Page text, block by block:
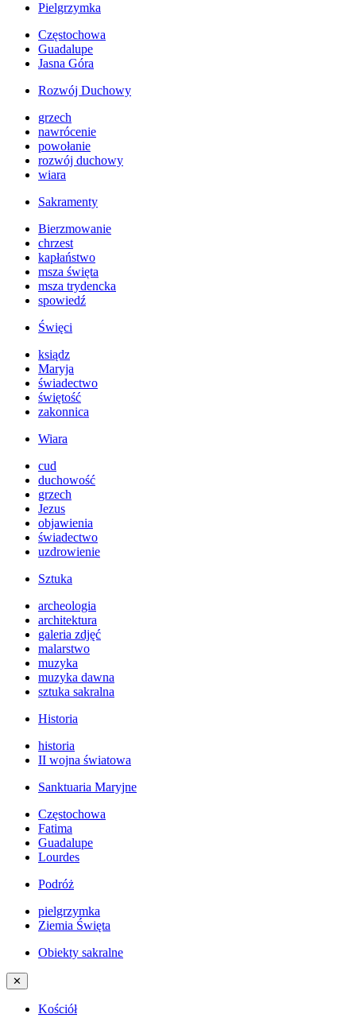
Pielgrzymka
Częstochowa
Guadalupe
Jasna Góra
Rozwój Duchowy
grzech
nawrócenie
powołanie
rozwój duchowy
wiara
Sakramenty
Bierzmowanie
chrzest
kapłaństwo
msza święta
msza trydencka
spowiedź
Święci
ksiądz
Maryja
świadectwo
świętość
zakonnica
Wiara
cud
duchowość
grzech
Jezus
objawienia
świadectwo
uzdrowienie
Sztuka
archeologia
architektura
galeria zdjęć
malarstwo
muzyka
muzyka dawna
sztuka sakralna
Historia
historia
II wojna światowa
Sanktuaria Maryjne
Częstochowa
Fatima
Guadalupe
Lourdes
Podróż
pielgrzymka
Ziemia Święta
Obiekty sakralne
✕
Kościół